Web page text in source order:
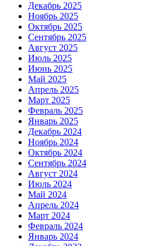
Декабрь 2025
Ноябрь 2025
Октябрь 2025
Сентябрь 2025
Август 2025
Июль 2025
Июнь 2025
Май 2025
Апрель 2025
Март 2025
Февраль 2025
Январь 2025
Декабрь 2024
Ноябрь 2024
Октябрь 2024
Сентябрь 2024
Август 2024
Июль 2024
Май 2024
Апрель 2024
Март 2024
Февраль 2024
Январь 2024